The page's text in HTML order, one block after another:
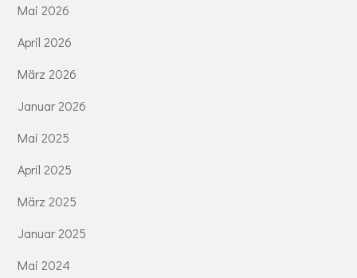
Mai 2026
April 2026
März 2026
Januar 2026
Mai 2025
April 2025
März 2025
Januar 2025
Mai 2024